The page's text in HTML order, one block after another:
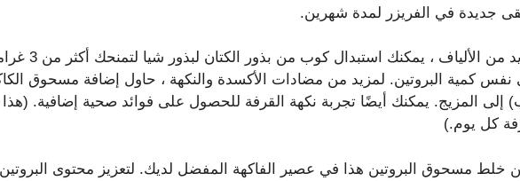
جديدة في الفريزر لمدة شهرين.
لمزيد من
نفس كمية البروتين. لمزيد من مضادات الأكسدة والنكهة ، حاول إضافة مسحوق
إلى المزيج. يمكنك أيضًا تجربة نكهة القرفة للحصول على فوائد صحية إضافية.
كل يوم.)
خلط مسحوق البروتين هذا في عصير الفاكهة المفضل لديك. لتعزيز محتوى